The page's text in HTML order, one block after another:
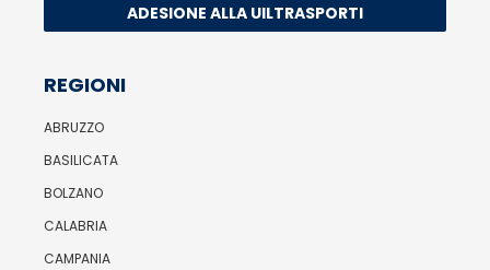
ADESIONE ALLA UILTRASPORTI
REGIONI
ABRUZZO
BASILICATA
BOLZANO
CALABRIA
CAMPANIA